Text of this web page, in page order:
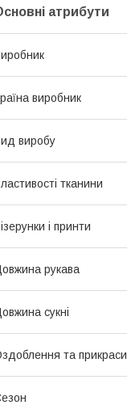
атрибути
виробник
виробу
тканини
і принти
рукава
сукні
та прикраси